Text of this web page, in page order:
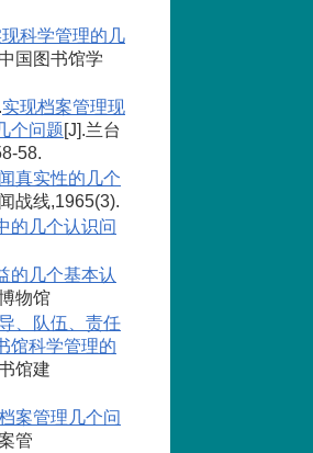
科学管理的几
国图书馆学
实现档案管理现
个问题[J].兰台
58.
真实性的几个
战线,1965(3).
的几个认识问
的几个基本认
物馆
、队伍、责任
科学管理的
馆建
案管理几个问
管